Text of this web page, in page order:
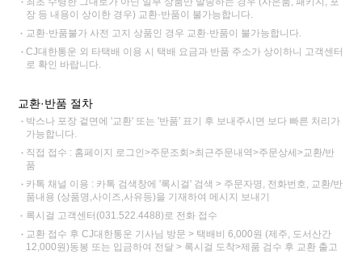
장 등 내용이 상이한 경우) 교환·반품이 불가능합니다.
교환·반품불가 사전 고지 상품인 경우 교환·반품이 불가능합니다.
CJ대한통운 외 타택배 이용 시 택배 요금과 반품 주소가 상이하니 고객센터
로 확인 바랍니다.
교환·반품 절차
박스나 포장 겉면에 '교환' 또는 '반품' 표기 후 보내주시면 보다 빠른 처리가
가능합니다.
직접 접수 : 홈페이지 로그인>주문조회>최근주문내역>주문상세>교환/반
품
카톡 채널 이용 : 카톡 검색창에 '록시걸' 검색 > 주문자명, 전화번호, 교환/반
품내용 (상품명,사이즈,사유등)을 기재하여 메시지 보내기
록시걸 고객센터(031.522.4488)로 전화 접수
교환 접수 후 CJ대한통운 기사님 방문 > 택배비 6,000원 (제주, 도서산간
12,000원)동봉 또는 입금하여 전달 > 록시걸 도착>제품 검수 후 교환 출고